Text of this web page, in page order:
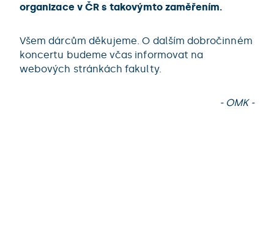
organizace v ČR s takovýmto zaměřením.
Všem dárcům děkujeme. O dalším dobročinném
koncertu budeme včas informovat na
webových stránkách fakulty.
- OMK -